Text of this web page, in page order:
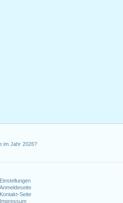
im Jahr 2026?
Einstellungen
Anmeldeseite
Kontakt-Seite
Impressum